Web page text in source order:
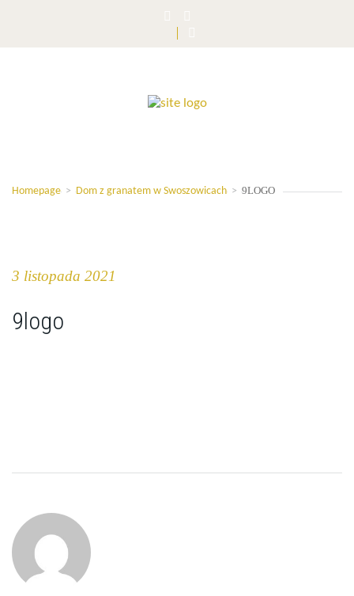
Homepage > Dom z granatem w Swoszowicach > 9LOGO
3 listopada 2021
9logo